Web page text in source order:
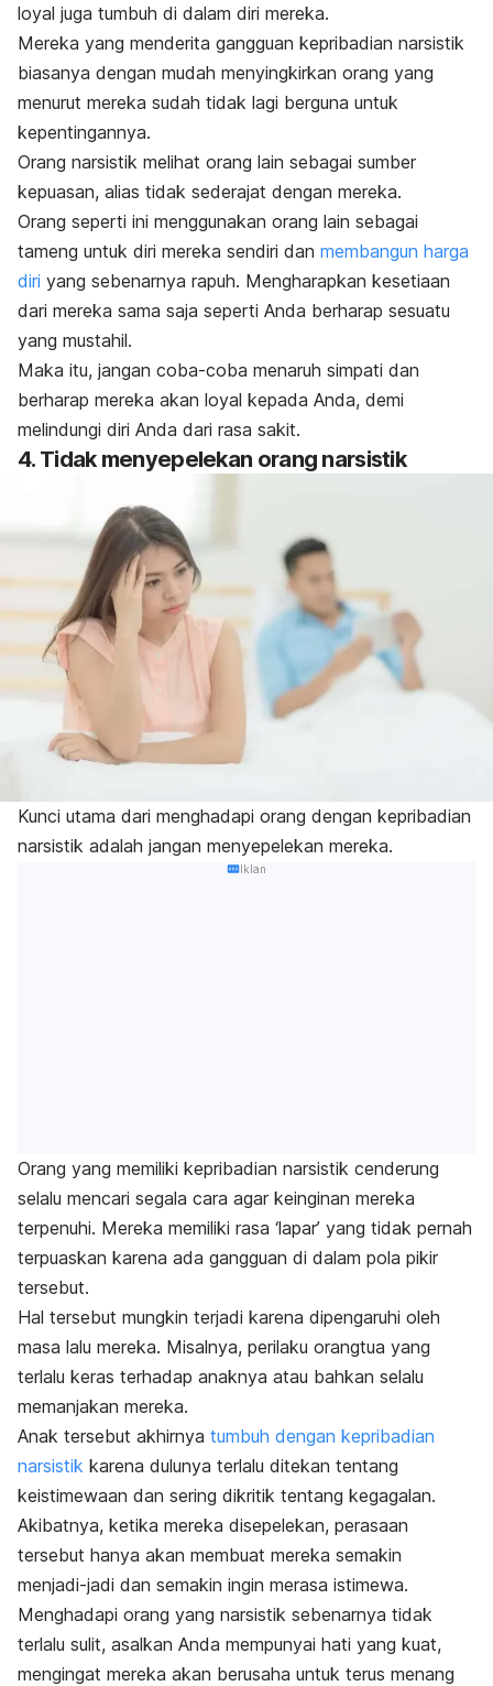
loyal juga tumbuh di dalam diri mereka.
Mereka yang menderita gangguan kepribadian narsistik
biasanya dengan mudah menyingkirkan orang yang
menurut mereka sudah tidak lagi berguna untuk
kepentingannya.
Orang narsistik melihat orang lain sebagai sumber
kepuasan, alias tidak sederajat dengan mereka.
Orang seperti ini menggunakan orang lain sebagai
tameng untuk diri mereka sendiri dan membangun harga
diri yang sebenarnya rapuh. Mengharapkan kesetiaan
dari mereka sama saja seperti Anda berharap sesuatu
yang mustahil.
Maka itu, jangan coba-coba menaruh simpati dan
berharap mereka akan loyal kepada Anda, demi
melindungi diri Anda dari rasa sakit.
4. Tidak menyepelekan orang narsistik
Kunci utama dari menghadapi orang dengan kepribadian
narsistik adalah jangan menyepelekan mereka.
Iklan
Orang yang memiliki kepribadian narsistik cenderung
selalu mencari segala cara agar keinginan mereka
terpenuhi. Mereka memiliki rasa ‘lapar’ yang tidak pernah
terpuaskan karena ada gangguan di dalam pola pikir
tersebut.
Hal tersebut mungkin terjadi karena dipengaruhi oleh
masa lalu mereka. Misalnya, perilaku orangtua yang
terlalu keras terhadap anaknya atau bahkan selalu
memanjakan mereka.
Anak tersebut akhirnya tumbuh dengan kepribadian
narsistik karena dulunya terlalu ditekan tentang
keistimewaan dan sering dikritik tentang kegagalan.
Akibatnya, ketika mereka disepelekan, perasaan
tersebut hanya akan membuat mereka semakin
menjadi-jadi dan semakin ingin merasa istimewa.
Menghadapi orang yang narsistik sebenarnya tidak
terlalu sulit, asalkan Anda mempunyai hati yang kuat,
mengingat mereka akan berusaha untuk terus menang